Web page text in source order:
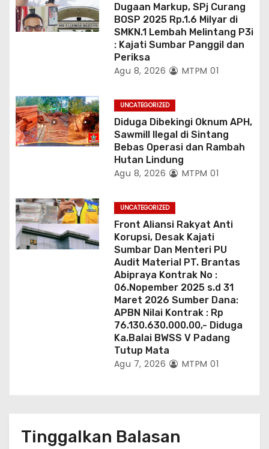
Dugaan Markup, SPj Curang
BOSP 2025 Rp.1.6 Milyar di
SMKN.1 Lembah Melintang P3i
: Kajati Sumbar Panggil dan
Periksa
Agu 8, 2026 MTPM 01
UNCATEGORIZED
Diduga Dibekingi Oknum APH,
Sawmill Ilegal di Sintang
Bebas Operasi dan Rambah
Hutan Lindung
Agu 8, 2026 MTPM 01
UNCATEGORIZED
Front Aliansi Rakyat Anti
Korupsi, Desak Kajati
Sumbar Dan Menteri PU
Audit Material PT. Brantas
Abipraya Kontrak No :
06.Nopember 2025 s.d 31
Maret 2026 Sumber Dana:
APBN Nilai Kontrak : Rp
76.130.630.000.00,- Diduga
Ka.Balai BWSS V Padang
Tutup Mata
Agu 7, 2026 MTPM 01
Tinggalkan Balasan